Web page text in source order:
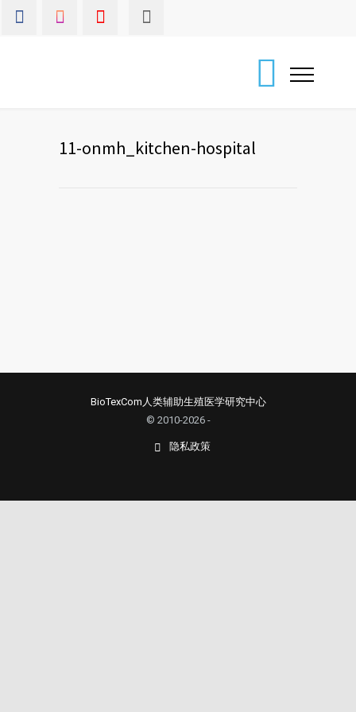
11-onmh_kitchen-hospital
© 2010-2026 -
BioTexCom人类辅助生殖医学研究中心
隐私政策